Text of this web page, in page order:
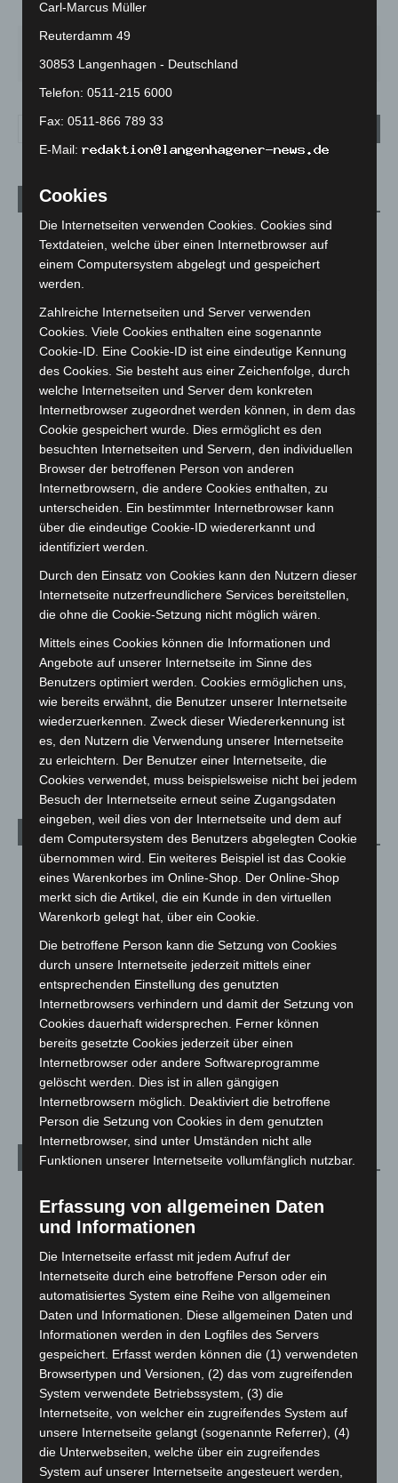
37%
DO.
28°
FR.
25° 27°
Aktuelle Beiträge
Region Hannover: 21 neue Notfallsanitäter starten beim
Roten Kreuz
5. August 2026
Mann läuft mit Hockeyschläger über A7 – Polizei sucht
Zeugen
5. August 2026
Celle: Mensch stirbt bei Bagger-Unfall auf Baustelle
5. August 2026
Gasleitung bei McDonald’s-Umbau in Langenhagen
Hannover: Polizei stoppt 166 Trunkenheitsfahrten bei
Großkontrolle
2. August 2026
Hannover Klassik Open Air 2026: Französische Oper im
Maschpark
2. August 2026
Schwarz Digits und Zscaler starten souveräne Cloud-
Sicherheitsplattform für Europa
2. August 2026
Kategorien
Blaulicht
Corona-News
Hannover und Region
Langenhagen und Ortsteile
Leserbriefe
Menschen
Über uns
Veranstaltungen
Welt
Archiv
August 2026
Juli 2026(73)
Juni 2026
(139)
Mai 2026(99)
April 2026(99)
März 2026(115)
Februar 2026 (109)
Januar 2026(122)
Dezember 2025(103)
November 2025(114)
Oktober 2025
Carl-Marcus Müller
Reuterdamm 49
30853 Langenhagen - Deutschland
Telefon: 0511-215 6000
Fax: 0511-866 789 33
E-Mail:
Cookies
Die Internetseiten verwenden Cookies. Cookies sind
Textdateien, welche über einen Internetbrowser auf
einem Computersystem abgelegt und gespeichert
werden.
Zahlreiche Internetseiten und Server verwenden
Cookies. Viele Cookies enthalten eine sogenannte
Cookie-ID. Eine Cookie-ID ist eine eindeutige Kennung
des Cookies. Sie besteht aus einer Zeichenfolge, durch
welche Internetseiten und Server dem konkreten
Internetbrowser zugeordnet werden können, in dem das
Cookie gespeichert wurde. Dies ermöglicht es den
besuchten Internetseiten und Servern, den individuellen
Browser der betroffenen Person von anderen
Internetbrowsern, die andere Cookies enthalten, zu
unterscheiden. Ein bestimmter Internetbrowser kann
über die eindeutige Cookie-ID wiedererkannt und
identifiziert werden.
Durch den Einsatz von Cookies kann den Nutzern dieser
Internetseite nutzerfreundlichere Services bereitstellen,
die ohne die Cookie-Setzung nicht möglich wären.
Mittels eines Cookies können die Informationen und
Angebote auf unserer Internetseite im Sinne des
Benutzers optimiert werden. Cookies ermöglichen uns,
wie bereits erwähnt, die Benutzer unserer Internetseite
wiederzuerkennen. Zweck dieser Wiedererkennung ist
es, den Nutzern die Verwendung unserer Internetseite
zu erleichtern. Der Benutzer einer Internetseite, die
Cookies verwendet, muss beispielsweise nicht bei jedem
Besuch der Internetseite erneut seine Zugangsdaten
eingeben, weil dies von der Internetseite und dem auf
dem Computersystem des Benutzers abgelegten Cookie
übernommen wird. Ein weiteres Beispiel ist das Cookie
eines Warenkorbes im Online-Shop. Der Online-Shop
merkt sich die Artikel, die ein Kunde in den virtuellen
Warenkorb gelegt hat, über ein Cookie.
Die betroffene Person kann die Setzung von Cookies
durch unsere Internetseite jederzeit mittels einer
entsprechenden Einstellung des genutzten
Internetbrowsers verhindern und damit der Setzung von
Cookies dauerhaft widersprechen. Ferner können
bereits gesetzte Cookies jederzeit über einen
Internetbrowser oder andere Softwareprogramme
gelöscht werden. Dies ist in allen gängigen
Internetbrowsern möglich. Deaktiviert die betroffene
Person die Setzung von Cookies in dem genutzten
Internetbrowser, sind unter Umständen nicht alle
Funktionen unserer Internetseite vollumfänglich nutzbar.
Erfassung von allgemeinen Daten
und Informationen
Die Internetseite erfasst mit jedem Aufruf der
Internetseite durch eine betroffene Person oder ein
automatisiertes System eine Reihe von allgemeinen
Daten und Informationen. Diese allgemeinen Daten und
Informationen werden in den Logfiles des Servers
gespeichert. Erfasst werden können die (1) verwendeten
Browsertypen und Versionen, (2) das vom zugreifenden
System verwendete Betriebssystem, (3) die
Internetseite, von welcher ein zugreifendes System auf
unsere Internetseite gelangt (sogenannte Referrer), (4)
die Unterwebseiten, welche über ein zugreifendes
System auf unserer Internetseite angesteuert werden,